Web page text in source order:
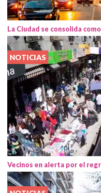
La Ciudad se consolida
NOTICIAS
Vecinos en alerta por el